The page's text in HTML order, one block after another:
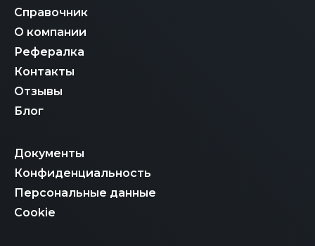
Справочник
О компании
Рефералка
Контакты
Отзывы
Блог
Документы
Конфиденциальность
Персональные данные
Cookie